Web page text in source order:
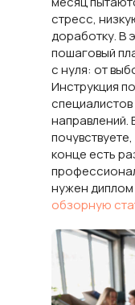
стресс,
доработку. В
пошаговый
с нуля: от
Инструкция
направлений.
конце есть
нужен
обзорную